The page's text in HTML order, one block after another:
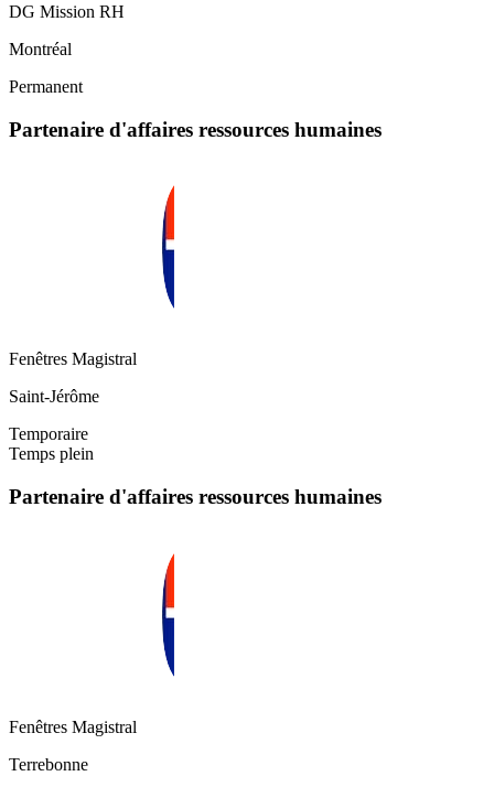
DG Mission RH
Montréal
Permanent
Partenaire d'affaires ressources humaines
Fenêtres Magistral
Saint-Jérôme
Temporaire
Temps plein
Partenaire d'affaires ressources humaines
Fenêtres Magistral
Terrebonne